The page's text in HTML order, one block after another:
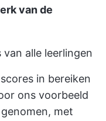
van de
alle leerlingen
in bereiken
ons voorbeeld
met